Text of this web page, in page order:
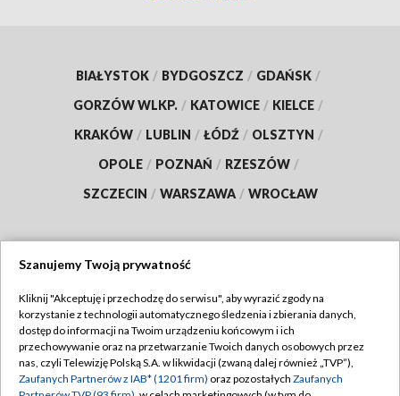
BIAŁYSTOK / BYDGOSZCZ / GDAŃSK /
GORZÓW WLKP. / KATOWICE / KIELCE /
KRAKÓW / LUBLIN / ŁÓDŹ / OLSZTYN /
OPOLE / POZNAŃ / RZESZÓW /
SZCZECIN / WARSZAWA / WROCŁAW
TVP
Abonament TVP
Emisja w TVP
Regulamin TVP
Polityka prywatności
Szanujemy Twoją prywatność
Kliknij "Akceptuję i przechodzę do serwisu", aby wyrazić zgody na
korzystanie z technologii automatycznego śledzenia i zbierania danych,
dostęp do informacji na Twoim urządzeniu końcowym i ich
przechowywanie oraz na przetwarzanie Twoich danych osobowych przez
nas, czyli Telewizję Polską S.A. w likwidacji (zwaną dalej również „TVP”),
Zaufanych Partnerów z IAB* (1201 firm) oraz pozostałych Zaufanych